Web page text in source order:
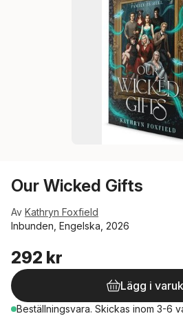
Our Wicked Gifts
Av Kathryn Foxfield
Inbunden, Engelska, 2026
292 kr
Lägg i
Beställningsvara. Skickas inom 3-6